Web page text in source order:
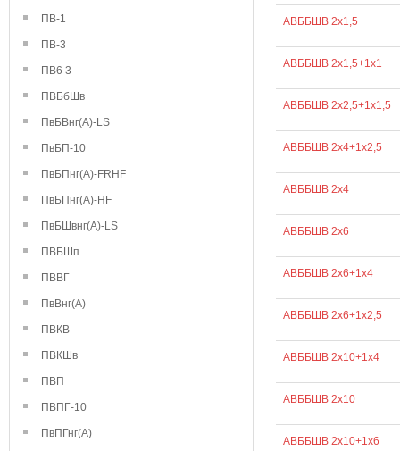
ПВ-1
ПВ-3
ПВ6 3
ПВБбШв
ПвБВнг(А)-LS
ПвБП-10
ПвБПнг(А)-FRHF
ПвБПнг(А)-HF
ПвБШвнг(А)-LS
ПВБШп
ПВВГ
ПвВнг(А)
ПВКВ
ПВКШв
ПВП
ПВПГ-10
ПвПГнг(А)
АВББШВ 2х1,5
АВББШВ 2х1,5+1х1
АВББШВ 2х2,5+1х1,5
АВББШВ 2х4+1х2,5
АВББШВ 2х4
АВББШВ 2х6
АВББШВ 2х6+1х4
АВББШВ 2х6+1х2,5
АВББШВ 2х10+1х4
АВББШВ 2х10
АВББШВ 2х10+1х6